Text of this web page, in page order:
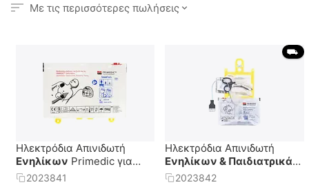
Με τις περισσότερες πωλήσεις
Ηλεκτρόδια Απινιδωτή
Ενηλίκων Primedic για
Heartsave
2023841
⛟
Ηλεκτρόδια Απινιδωτή
Ενηλίκων & Παιδιατρικά
Primedic για Heartsave
2023842